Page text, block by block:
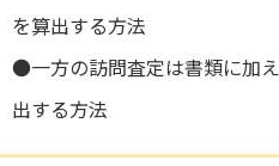
を算出する方法
●一方の訪問査定は書類に加
出する方法